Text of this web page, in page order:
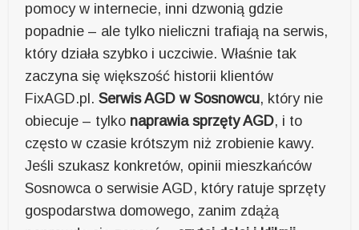
pomocy w internecie, inni dzwonią gdzie
popadnie – ale tylko nieliczni trafiają na serwis,
który działa szybko i uczciwie. Właśnie tak
zaczyna się większość historii klientów
FixAGD.pl.Serwis AGD w Sosnowcu, który nie
obiecuje – tylko naprawia sprzęty AGD, i to
często w czasie krótszym niż zrobienie kawy.
Jeśli szukasz konkretów, opinii mieszkańców
Sosnowca o serwisie AGD, który ratuje sprzęty
gospodarstwa domowego, zanim zdążą